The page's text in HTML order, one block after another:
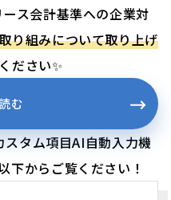
ス会計基準への企業対
り組みについて取り上げ
ださい✨
む
タム項目AI自動入力機
下からご覧ください！